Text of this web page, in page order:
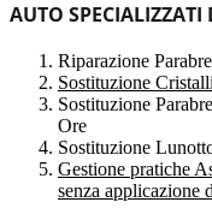
AUTO SPECIALIZZATI
Riparazione
Sostituzione
Sostituzione
Ore
Sostituzione
Gestione pratiche
senza applicazione